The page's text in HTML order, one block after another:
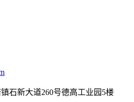
石新大道260号德高工业园5楼